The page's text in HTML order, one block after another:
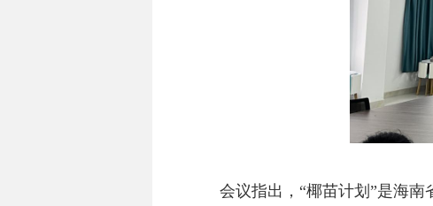
会议指出，“椰苗计划”是海